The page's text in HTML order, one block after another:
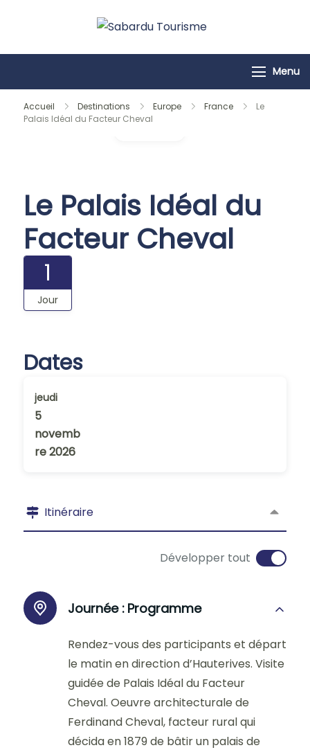
Tourisme
Menu
Accueil Destinations Europe France
Le
Palais Idéal du Facteur Cheval
Le Palais Idéal du
Facteur Cheval
1
Jour
Dates
jeudi
5
novemb
re 2026
Itinéraire
Développer tout
Journée : Programme
Rendez-vous des participants et départ
le matin en direction d’Hauterives. Visite
guidée de Palais Idéal du Facteur
Cheval. Oeuvre architecturale de
Ferdinand Cheval, facteur rural qui
décida en 1879 de bâtir un palais de